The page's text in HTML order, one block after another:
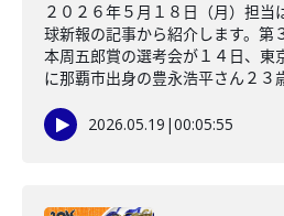
２０２６年５月１８日（月）担当
球新報の記事から紹介します。第
本周五郎賞の選考会が１４日、東
に那覇市出身の豊永浩平さん２３
2026.05.19 |00:05:55